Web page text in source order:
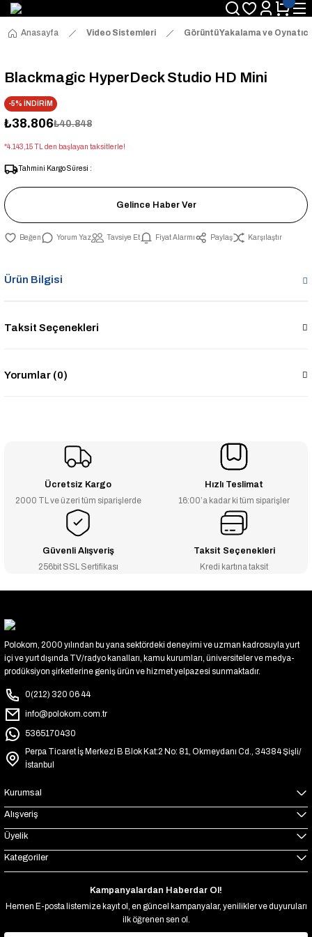
Anasayfa Video Sistemleri Görüntü Yakalama ve
Blackmagic HyperDeck Studio HD Mini
-5% İNDİRİM
₺38.806₺40.848
*4.143,15 TL den başlayan taksitlerle!
Tahmini Kargo Süresi :
Gelince Haber Ver
Yorum Yaz Tavsiye Et Fiyat Alarmı Paylaş Karşılaştır
Ürün Bilgisi
Taksit Seçenekleri
Yorumlar (0)
Ücretsiz Kargo
2000 TL ve üzeri tüm siparişlerde
Hızlı Teslimat
16:00’a kadar ki tüm siparişler
Güvenli Alışveriş
256bit SSL Sertifikası
Taksit Seçenekleri
Kredi kartına taksit
Polokom, 2000 yılından bu yana sektördeki deneyimi ve uzman kadrosuyla yurt
içi ve yurt dışında TV/radyo kanalları, kamu kurumları, üniversiteler ve medya-
prodüksiyon şirketlerine geniş ürün ve hizmet yelpazesi sunmaktadır.
0(212) 320 06 44
info@polokom.com.tr
5365170430
Perpa Ticaret İş Merkezi B Blok Kat:2 No: 81, Okmeydanı Cd., 34384 Şişli/
İstanbul
Kurumsal
Alışveriş
Üyelik
Kategoriler
Kampanyalardan Haberdar Ol!
Hemen E-posta listemize kayıt ol, en güncel kampanyalar, yenilikler ve duyuruları
ilk öğrenen sen ol.